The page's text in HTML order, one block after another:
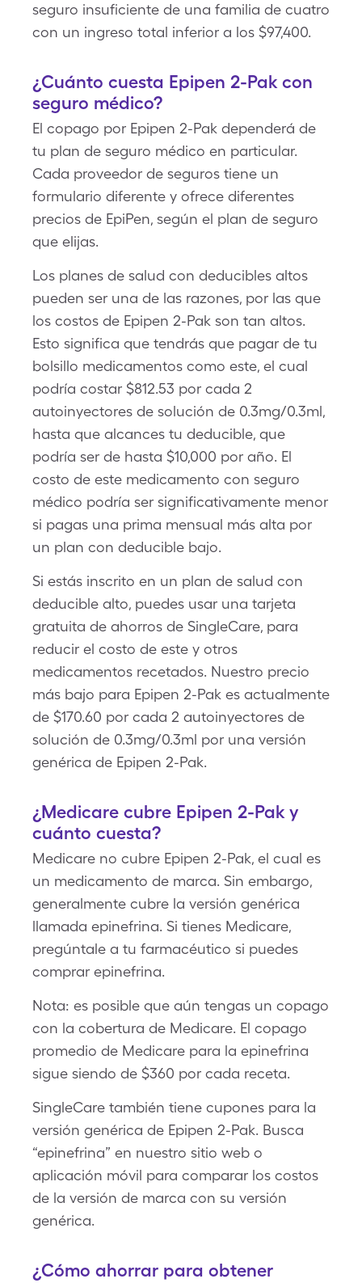
seguro insuficiente de una familia de cuatro
con un ingreso total inferior a los $97,400.
¿Cuánto cuesta Epipen 2-Pak con
seguro médico?
El copago por Epipen 2-Pak dependerá de
tu plan de seguro médico en particular.
Cada proveedor de seguros tiene un
formulario diferente y ofrece diferentes
precios de EpiPen, según el plan de seguro
que elijas.
Los planes de salud con deducibles altos
pueden ser una de las razones, por las que
los costos de Epipen 2-Pak son tan altos.
Esto significa que tendrás que pagar de tu
bolsillo medicamentos como este, el cual
podría costar $812.53 por cada 2
autoinyectores de solución de 0.3mg/0.3ml,
hasta que alcances tu deducible, que
podría ser de hasta $10,000 por año. El
costo de este medicamento con seguro
médico podría ser significativamente menor
si pagas una prima mensual más alta por
un plan con deducible bajo.
Si estás inscrito en un plan de salud con
deducible alto, puedes usar una tarjeta
gratuita de ahorros de SingleCare, para
reducir el costo de este y otros
medicamentos recetados. Nuestro precio
más bajo para Epipen 2-Pak es actualmente
de $170.60 por cada 2 autoinyectores de
solución de 0.3mg/0.3ml por una versión
genérica de Epipen 2-Pak.
¿Medicare cubre Epipen 2-Pak y
cuánto cuesta?
Medicare no cubre Epipen 2-Pak, el cual es
un medicamento de marca. Sin embargo,
generalmente cubre la versión genérica
llamada epinefrina. Si tienes Medicare,
pregúntale a tu farmacéutico si puedes
comprar epinefrina.
Nota: es posible que aún tengas un copago
con la cobertura de Medicare. El copago
promedio de Medicare para la epinefrina
sigue siendo de $360 por cada receta.
SingleCare también tiene cupones para la
versión genérica de Epipen 2-Pak. Busca
“epinefrina” en nuestro sitio web o
aplicación móvil para comparar los costos
de la versión de marca con su versión
genérica.
¿Cómo ahorrar para obtener